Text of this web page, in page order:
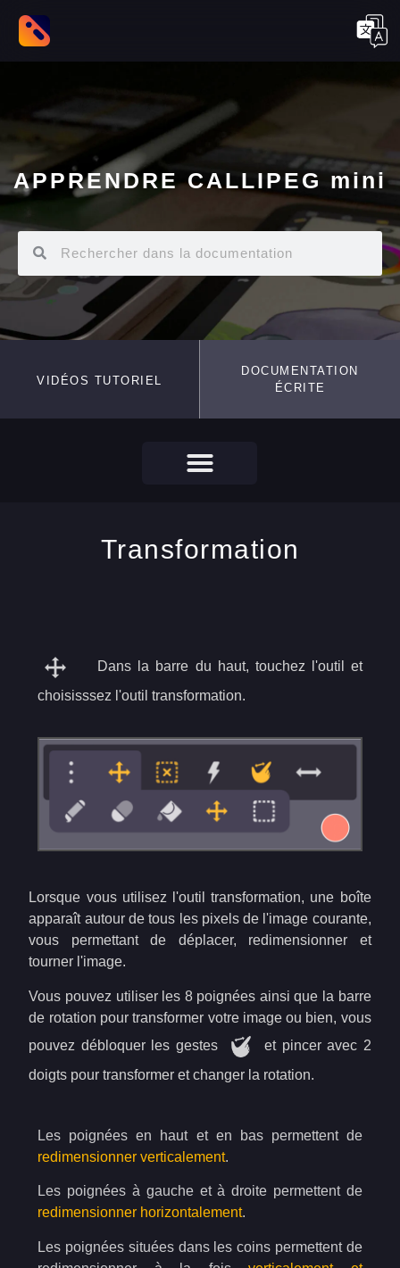
APPRENDRE CALLIPEG mini
VIDÉOS TUTORIEL
DOCUMENTATION
ÉCRITE
Transformation
Dans la barre du haut, touchez l'outil et
choisisssez l'outil transformation.
Lorsque vous utilisez l'outil transformation, une boîte
apparaît autour de tous les pixels de l'image courante,
vous permettant de déplacer, redimensionner et
tourner l'image.
Vous pouvez utiliser les 8 poignées ainsi que la barre
de rotation pour transformer votre image ou bien, vous
pouvez débloquer les gestes
et pincer avec 2
doigts pour transformer et changer la rotation.
Les poignées en haut et en bas permettent de
redimensionner verticalement.
Les poignées à gauche et à droite permettent de
redimensionner horizontalement.
Les poignées situées dans les coins permettent de